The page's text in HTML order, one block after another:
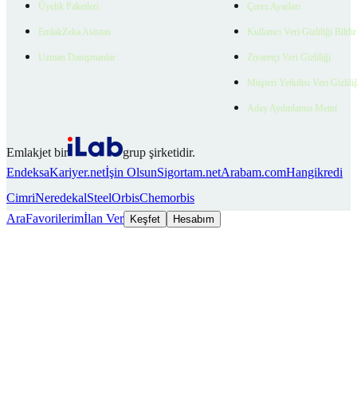
Üyelik Paketleri
EmlakZeka Asistan
Uzman Danışmanlar
Çerez Ayarları
Kullanıcı Veri Gizliliği
Ziyaretçi Veri Gizliliği
Müşteri Yetkilisi Veri
Aday Aydınlatma Metni
Emlakjet bir
grup şirketidir.
EndeksaKariyer.netİşin OlsunSigortam.netArabam.comHangikredi
CimriNeredekalSteelOrbisChemorbis
AraFavorilerimİlan Ver Keşfet Hesabım